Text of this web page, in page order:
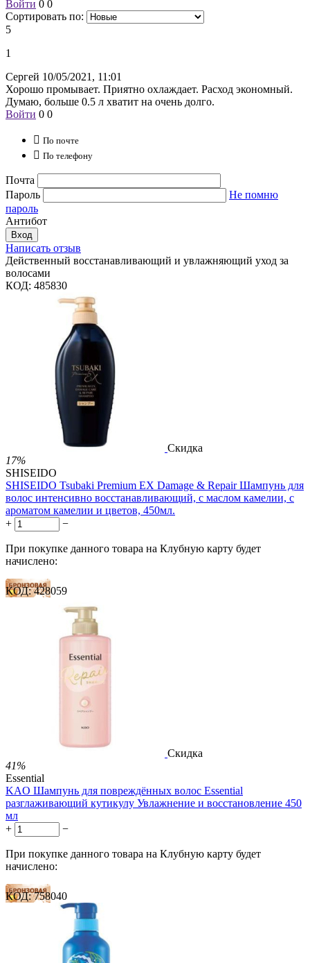
Войти 0 0
Сортировать по:
5
1
Сергей 10/05/2021, 11:01
Хорошо промывает. Приятно охлаждает. Расход экономный.
Думаю, больше 0.5 л хватит на очень долго.
Войти 0 0
 По почте
 По телефону
Почта
Пароль
Не помню
пароль
Антибот
Вход
Написать отзыв
Действенный восстанавливающий и увлажняющий уход за
волосами
КОД: 485830
Скидка
17%
SHISEIDO
SHISEIDO Tsubaki Premium EX Damage & Repair Шампунь для
волос интенсивно восстанавливающий, с маслом камелии, с
ароматом камелии и цветов, 450мл.
+
−
При покупке данного товара на Клубную карту будет
начислено:
33 балла
54 балла
1 578.00 Р
за 1.00 мл
КОД: 428059
Скидка
41%
Essential
KAO Шампунь для повреждённых волос Essential
разглаживающий кутикулу Увлажнение и восстановление 450
мл
+
−
При покупке данного товара на Клубную карту будет
начислено:
22 балла
33 балла
КОД: 758040